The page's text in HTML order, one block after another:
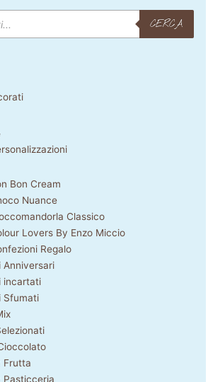
CERCA
Bon Cream
Nuance
Classico
Lovers By Enzo Miccio
Regalo
Anniversari
incartati
Sfumati
Frutta
Pasticceria